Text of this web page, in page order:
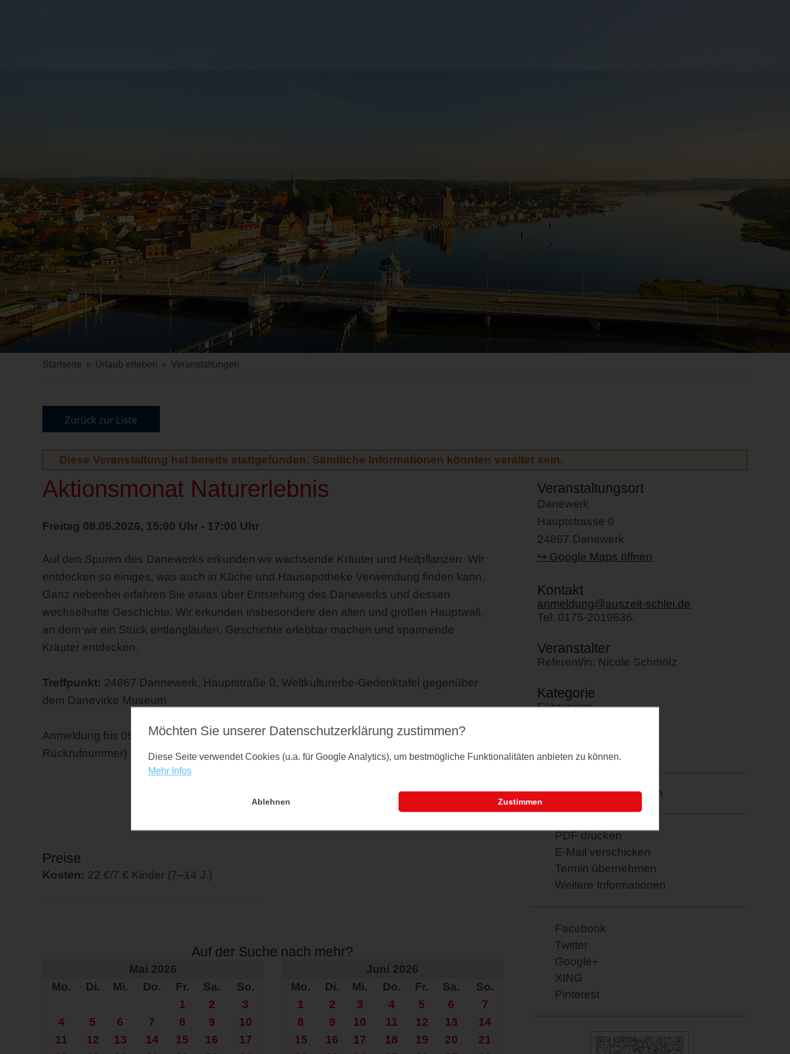
Startseite » Urlaub erleben » Veranstaltungen
Zurück zur Liste
Diese Veranstaltung hat bereits stattgefunden. Sämtliche Informationen könnten veraltet sein.
Aktionsmonat Naturerlebnis
Freitag 08.05.2026, 15:00 Uhr - 17:00 Uhr
Auf den Spuren des Danewerks erkunden wir wachsende Kräuter und Heilpflanzen. Wir
entdecken so einiges, was auch in Küche und Hausapotheke Verwendung finden kann.
Ganz nebenbei erfahren Sie etwas über Entstehung des Danewerks und dessen
wechselhafte Geschichte. Wir erkunden insbesondere den alten und großen Hauptwall,
an dem wir ein Stück entlanglaufen, Geschichte erlebbar machen und spannende
Kräuter entdecken.
Treffpunkt: 24867 Dannewerk, Hauptstraße 0, Weltkulturerbe-Gedenktafel gegenüber
dem Danevirke Museum
Anmeldung bis 05.05.26 unter: 0175-2019636, anmeldung@auszeit-schlei.de (mit
Rückrufnummer)
Preise
Kosten: 22 €/7 € Kinder (7–14 J.)
Auf der Suche nach mehr?
Mai 2026
Mo.
Di. Mi. Do. Fr. Sa.
So.
1
2
3
4
5 6 7 8 9
10
11
12 13 14 15 16
17
Juni 2026
Mo.
Di. Mi. Do. Fr. Sa.
So.
1
2 3 4 5 6
7
8
9 10 11 12 13
14
15
16 17 18 19 20
21
Veranstaltungsort
Danewerk
Hauptstrasse 0
24867 Danewerk
↪ Google Maps öffnen
Kontakt
anmeldung@auszeit-schlei.de
Tel: 0175-2019636,
Veranstalter
Referent/in: Nicole Schmölz
Kategorie
Führungen
04.03.2026
Merkzettel: speichern
PDF drucken
E-Mail verschicken
Termin übernehmen
Weitere Informationen
Facebook
Twitter
Google+
XING
Pinterest
Möchten Sie unserer Datenschutz­erklärung zustimmen?
Diese Seite verwendet Cookies (u.a. für Google Analytics), um bestmögliche Funktionalitäten anbieten zu können.
Mehr Infos
Ablehnen Zustimmen